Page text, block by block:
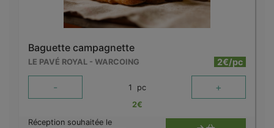
Baguette campagnette
LE PAVÉ ROYAL - WARCOING 2€/pc
- 1 pc +
2€
Réception souhaitée le